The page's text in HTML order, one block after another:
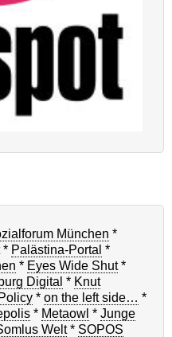
München *
* Palästina-Portal *
* Eyes Wide Shut*
Digital * Knut
* on the left side… *
* Metaowl * Junge
Welt* SOPOS